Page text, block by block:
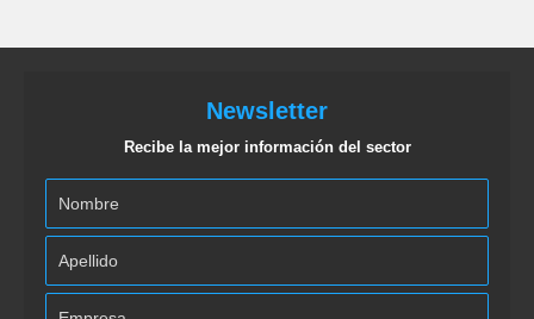
Newsletter
Recibe la mejor información del sector